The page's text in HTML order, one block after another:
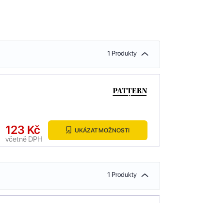
1 Produkty
123 Kč
včetně DPH
UKÁZAT MOŽNOSTI
1 Produkty